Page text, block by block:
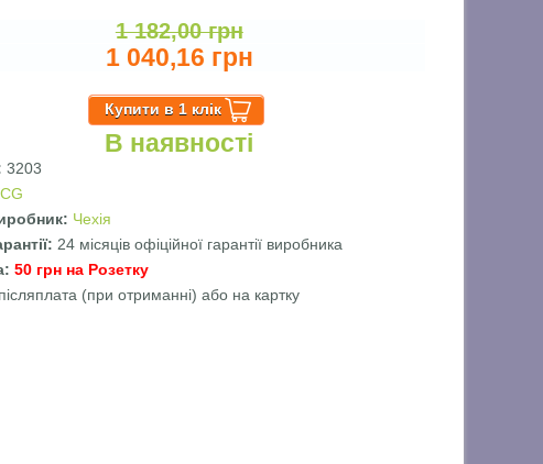
1 182,00 грн
1 040,16 грн
В наявності
3203
Чехія
24 місяців офіційної гарантії виробника
50 грн на Розетку
післяплата (при отриманні) або на картку